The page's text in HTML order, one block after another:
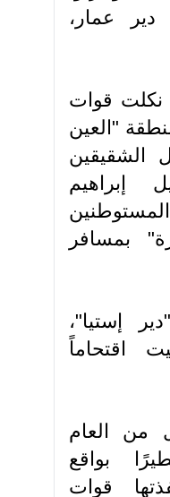
دير عمار،
نكلت قوات
"العين
الشقيقين
إبراهيم
بمسافر
إستيا"،
اقتحاماً
من العام
بواقع
نفذتها قوات